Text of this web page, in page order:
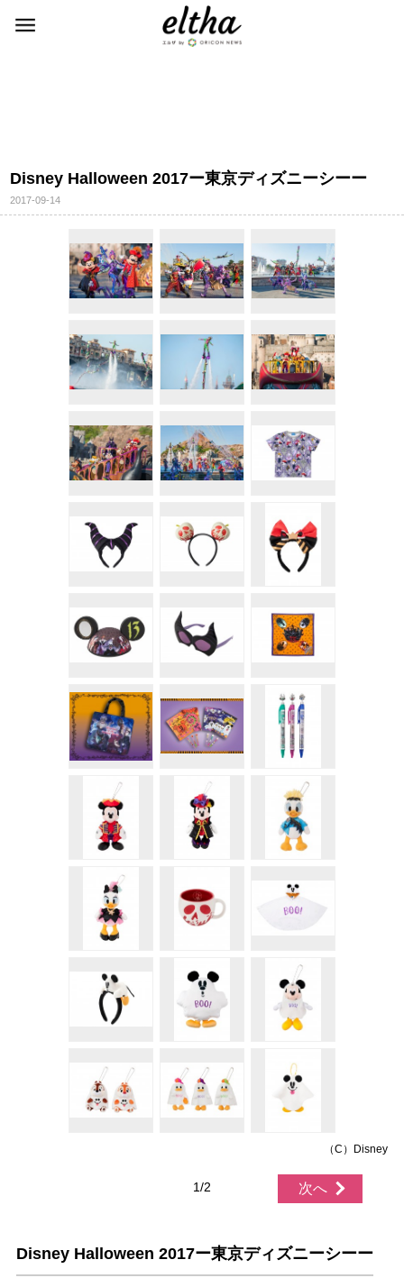
Disney Halloween 2017ー東京ディズニーシーー
2017-09-14
（C）Disney
次へ
1/2
Disney Halloween 2017ー東京ディズニーシーー